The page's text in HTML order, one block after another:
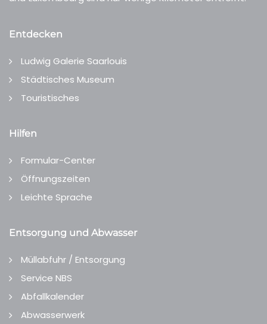
Entdecken
Ludwig Galerie Saarlouis
Städtisches Museum
Touristisches
Hilfen
Formular-Center
Öffnungszeiten
Leichte Sprache
Entsorgung und Abwasser
Müllabfuhr / Entsorgung
Service NBS
Abfallkalender
Abwasserwerk